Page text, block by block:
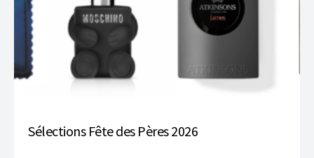
Sélections Fête des Pères 2026